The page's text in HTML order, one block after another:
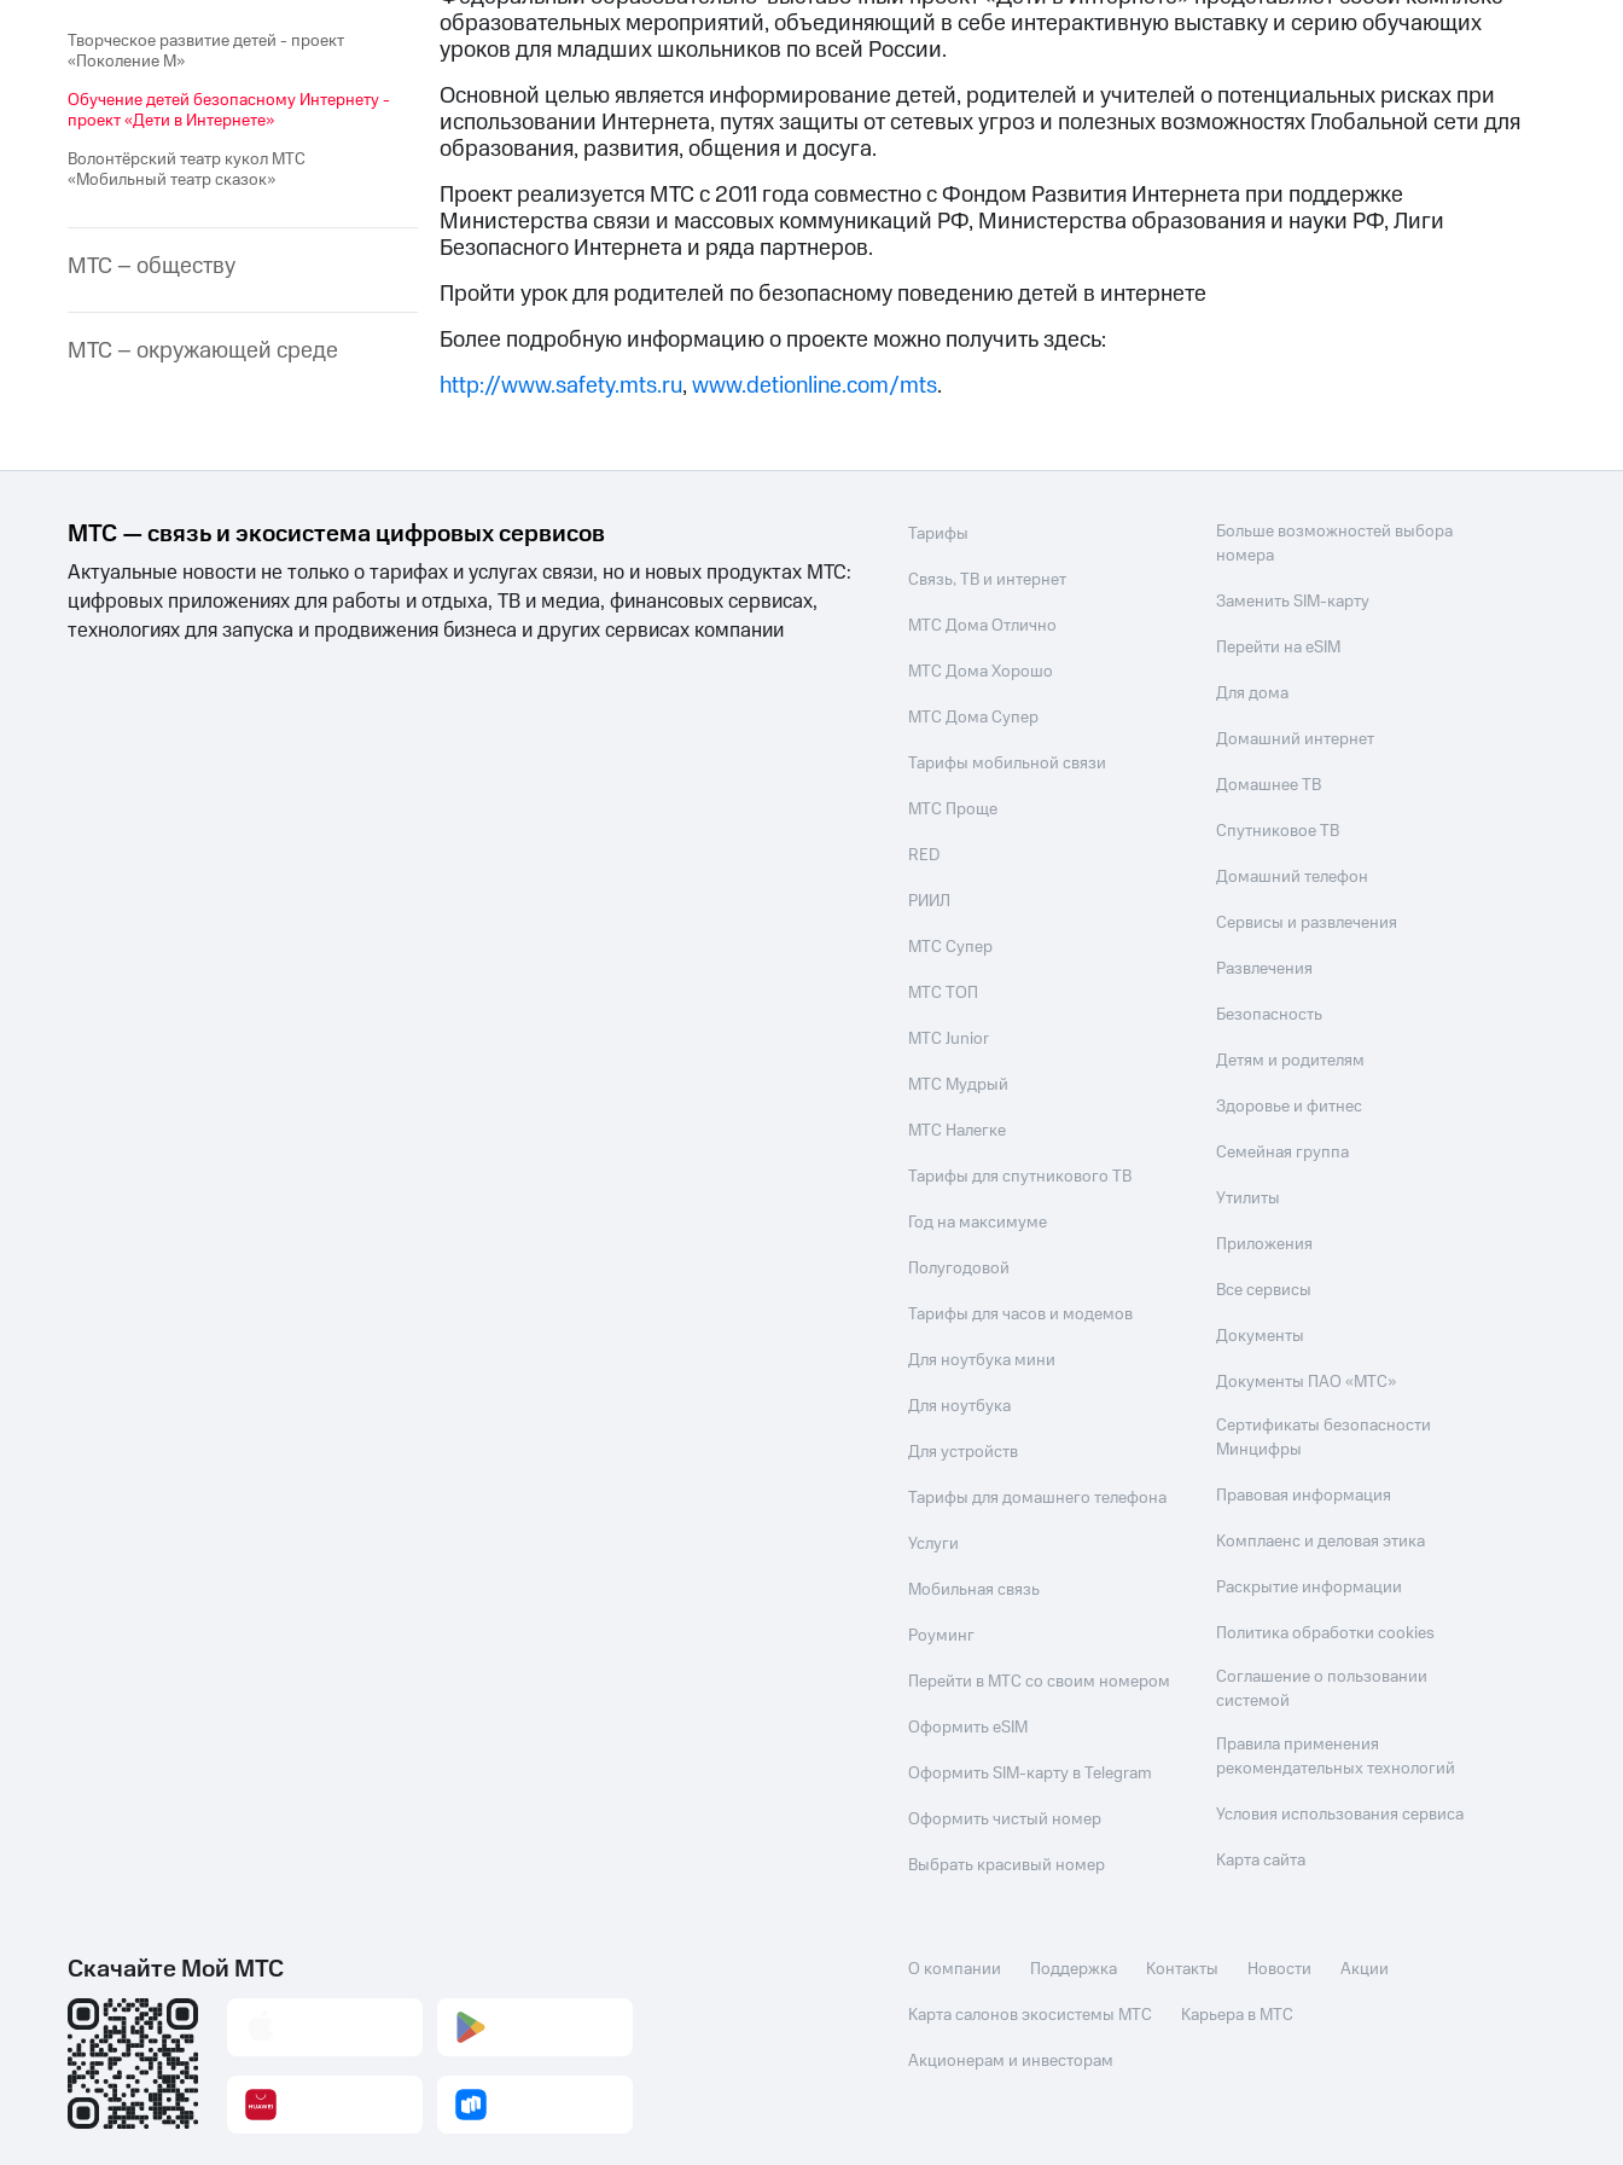
Творческое развитие детей - проект
«Поколение М»
Обучение детей безопасному Интернету -
проект «Дети в Интернете»
Волонтёрский театр кукол МТС
«Мобильный театр сказок»
МТС – обществу
МТС – окружающей среде
образовательных мероприятий, объединяющий в себе интерактивную выставку и серию обучающих
уроков для младших школьников по всей России.
Основной целью является информирование детей, родителей и учителей о потенциальных рисках при
использовании Интернета, путях защиты от сетевых угроз и полезных возможностях Глобальной сети для
образования, развития, общения и досуга.
Проект реализуется МТС с 2011 года совместно с Фондом Развития Интернета при поддержке
Министерства связи и массовых коммуникаций РФ, Министерства образования и науки РФ, Лиги
Безопасного Интернета и ряда партнеров.
Пройти урок для родителей по безопасному поведению детей в интернете
Более подробную информацию о проекте можно получить здесь:
http://www.safety.mts.ru,www.detionline.com/mts.
МТС — связь и экосистема цифровых сервисов
Актуальные новости не только о тарифах и услугах связи, но и новых продуктах МТС:
цифровых приложениях для работы и отдыха, ТВ и медиа, финансовых сервисах,
технологиях для запуска и продвижения бизнеса и других сервисах компании
Тарифы
Связь, ТВ и интернет
МТС Дома Отлично
МТС Дома Хорошо
МТС Дома Супер
Тарифы мобильной связи
МТС Проще
RED
РИИЛ
МТС Супер
МТС ТОП
МТС Junior
МТС Мудрый
МТС Налегке
Тарифы для спутникового ТВ
Год на максимуме
Полугодовой
Тарифы для часов и модемов
Для ноутбука мини
Для ноутбука
Для устройств
Тарифы для домашнего телефона
Услуги
Мобильная связь
Роуминг
Перейти в МТС со своим номером
Оформить eSIM
Оформить SIM-карту в Telegram
Оформить чистый номер
Выбрать красивый номер
Больше возможностей выбора
номера
Заменить SIM-карту
Перейти на eSIM
Для дома
Домашний интернет
Домашнее ТВ
Спутниковое ТВ
Домашний телефон
Сервисы и развлечения
Развлечения
Безопасность
Детям и родителям
Здоровье и фитнес
Семейная группа
Утилиты
Приложения
Все сервисы
Документы
Документы ПАО «МТС»
Сертификаты безопасности
Минцифры
Правовая информация
Комплаенс и деловая этика
Раскрытие информации
Политика обработки cookies
Соглашение о пользовании
системой
Правила применения
рекомендательных технологий
Условия использования сервиса
Карта сайта
Скачайте Мой МТС О компании Поддержка Контакты Новости
Акции
Карта салонов экосистемы МТС
Карьера в МТС
Акционерам и инвесторам